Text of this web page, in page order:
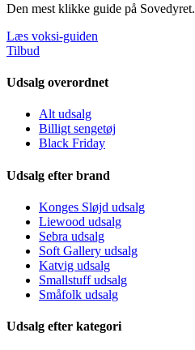
Den mest klikke guide på Sovedyret.
Læs voksi-guiden
Tilbud
Udsalg overordnet
Alt udsalg
Billigt sengetøj
Black Friday
Udsalg efter brand
Konges Sløjd udsalg
Liewood udsalg
Sebra udsalg
Soft Gallery udsalg
Katvig udsalg
Smallstuff udsalg
Småfolk udsalg
Udsalg efter kategori